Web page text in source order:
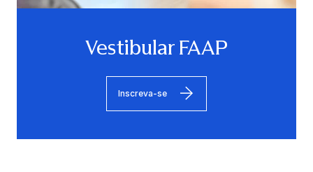
Vestibular FAAP
Inscreva-se